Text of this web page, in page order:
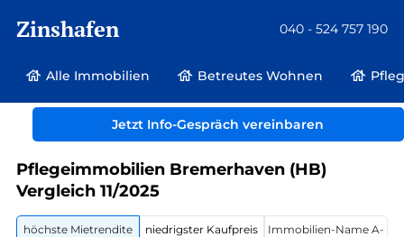
Zinshafen 040 - 524 757 190
Alle Immobilien Betreutes Wohnen
Jetzt Info-Gespräch vereinbaren
Betreutes Wohnen und Pflegeimmobilien Deutschland
Pflegeimmobilien Bremerhaven (HB)
Vergleich 11/2025
höchste Mietrendite
niedrigster Kaufpreis
Immobilien-Name A-